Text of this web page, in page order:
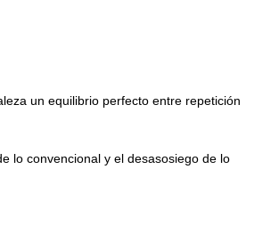
un equilibrio perfecto entre repetición
lo convencional y el desasosiego de lo